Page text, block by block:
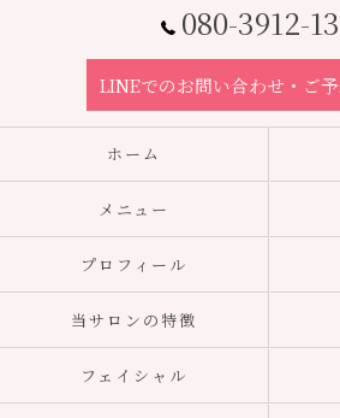
080-3912-
LINEでのお問い合わせ・ご
ホーム
メニュー
プロフィール
当サロンの特徴
フェイシャル